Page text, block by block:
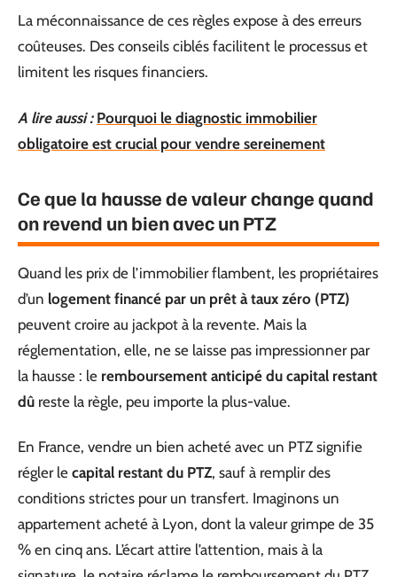
La méconnaissance de ces règles expose à des erreurs
coûteuses. Des conseils ciblés facilitent le processus et
limitent les risques financiers.
A lire aussi : Pourquoi le diagnostic immobilier
obligatoire est crucial pour vendre sereinement
Ce que la hausse de valeur change quand
on revend un bien avec un PTZ
Quand les prix de l’immobilier flambent, les propriétaires
d’un logement financé par un prêt à taux zéro (PTZ)
peuvent croire au jackpot à la revente. Mais la
réglementation, elle, ne se laisse pas impressionner par
la hausse : le remboursement anticipé du capital restant
dû reste la règle, peu importe la plus-value.
En France, vendre un bien acheté avec un PTZ signifie
régler le capital restant du PTZ, sauf à remplir des
conditions strictes pour un transfert. Imaginons un
appartement acheté à Lyon, dont la valeur grimpe de 35
% en cinq ans. L’écart attire l’attention, mais à la